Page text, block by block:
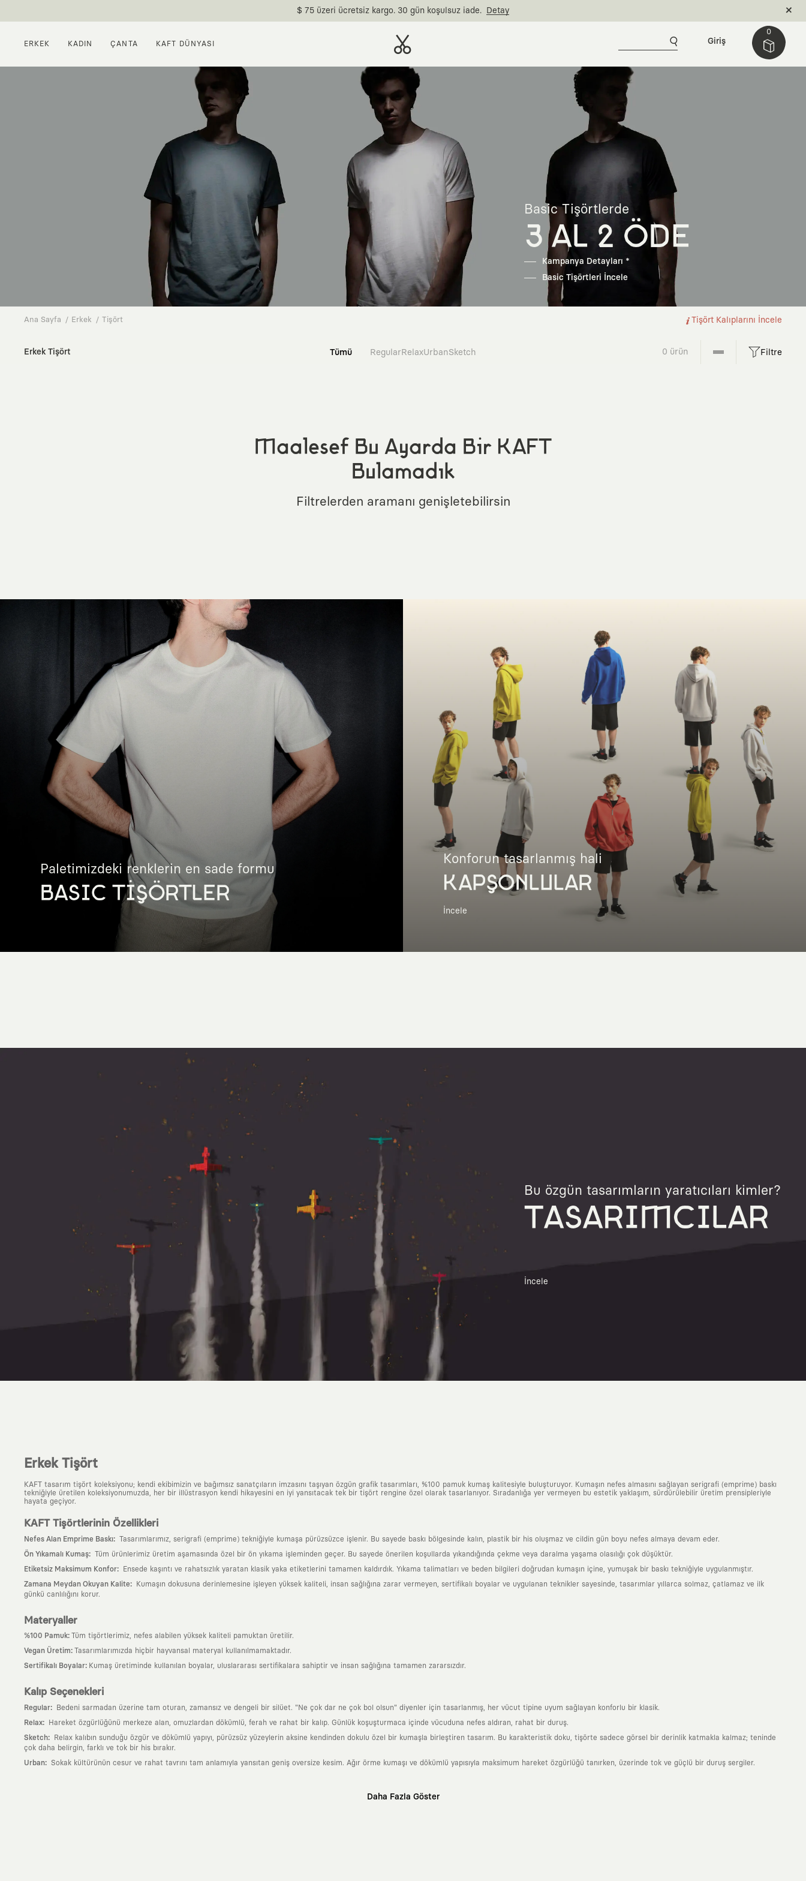
$ 75 üzeri ücretsiz kargo. 30 gün koşulsuz iade. Detay
ERKEK KADIN ÇANTA KAFT DÜNYASI
0
Giriş
Basic Tişörtlerde
3 AL 2 ÖDE
Kampanya Detayları *
Basic Tişörtleri İncele
Ana Sayfa Erkek Tişört Tişört Kalıplarını İncele
Erkek Tişört Tümü RegularRelaxUrbanSketch 0 ürün Filtre
Maalesef Bu Ayarda Bir KAFT
Bulamadık
Filtrelerden aramanı genişletebilirsin
Paletimizdeki renklerin en sade formu
BASIC TİŞÖRTLER
Konforun tasarlanmış hali
KAPŞONLULAR
İncele
Bu özgün tasarımların yaratıcıları kimler?
TASARIMCILAR
İncele
Erkek Tişört
KAFT tasarım tişört koleksiyonu; kendi ekibimizin ve bağımsız sanatçıların imzasını taşıyan özgün grafik tasarımları, %100 pamuk kumaş kalitesiyle buluşturuyor. Kumaşın nefes almasını sağlayan serigrafi (emprime) baskı
tekniğiyle üretilen koleksiyonumuzda, her bir illüstrasyon kendi hikayesini en iyi yansıtacak tek bir tişört rengine özel olarak tasarlanıyor. Sıradanlığa yer vermeyen bu estetik yaklaşım, sürdürülebilir üretim prensipleriyle
hayata geçiyor.
KAFT Tişörtlerinin Özellikleri
Nefes Alan Emprime Baskı: Tasarımlarımız, serigrafi (emprime) tekniğiyle kumaşa pürüzsüzce işlenir. Bu sayede baskı bölgesinde kalın, plastik bir his oluşmaz ve cildin gün boyu nefes almaya devam eder.
Ön Yıkamalı Kumaş: Tüm ürünlerimiz üretim aşamasında özel bir ön yıkama işleminden geçer. Bu sayede önerilen koşullarda yıkandığında çekme veya daralma yaşama olasılığı çok düşüktür.
Etiketsiz Maksimum Konfor: Ensede kaşıntı ve rahatsızlık yaratan klasik yaka etiketlerini tamamen kaldırdık. Yıkama talimatları ve beden bilgileri doğrudan kumaşın içine, yumuşak bir baskı tekniğiyle uygulanmıştır.
Zamana Meydan Okuyan Kalite:
Kumaşın dokusuna derinlemesine işleyen yüksek kaliteli, insan sağlığına zarar vermeyen, sertifikalı boyalar ve uygulanan teknikler sayesinde, tasarımlar yıllarca solmaz, çatlamaz ve ilk
günkü canlılığını korur.
Materyaller
%100 Pamuk: Tüm tişörtlerimiz, nefes alabilen yüksek kaliteli pamuktan üretilir.
Vegan Üretim: Tasarımlarımızda hiçbir hayvansal materyal kullanılmamaktadır.
Sertifikalı Boyalar: Kumaş üretiminde kullanılan boyalar, uluslararası sertifikalara sahiptir ve insan sağlığına tamamen zararsızdır.
Kalıp Seçenekleri
Regular: Bedeni sarmadan üzerine tam oturan, zamansız ve dengeli bir silüet. "Ne çok dar ne çok bol olsun" diyenler için tasarlanmış, her vücut tipine uyum sağlayan konforlu bir klasik.
Relax: Hareket özgürlüğünü merkeze alan, omuzlardan dökümlü, ferah ve rahat bir kalıp. Günlük koşuşturmaca içinde vücuduna nefes aldıran, rahat bir duruş.
Sketch:
Relax kalıbın sunduğu özgür ve dökümlü yapıyı, pürüzsüz yüzeylerin aksine kendinden dokulu özel bir kumaşla birleştiren tasarım. Bu karakteristik doku, tişörte sadece görsel bir derinlik katmakla kalmaz; teninde
çok daha belirgin, farklı ve tok bir his bırakır.
Urban: Sokak kültürünün cesur ve rahat tavrını tam anlamıyla yansıtan geniş oversize kesim. Ağır örme kumaşı ve dökümlü yapısıyla maksimum hareket özgürlüğü tanırken, üzerinde tok ve güçlü bir duruş sergiler.
Daha Fazla Göster